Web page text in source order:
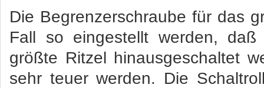
Die Begrenzerschraube für das
Fall so eingestellt werden,
größte Ritzel hinausgeschaltet
sehr teuer werden. Die